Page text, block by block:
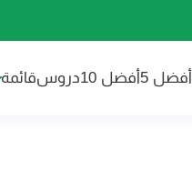
أفضل 5 أفضل 10 دروسقائمة